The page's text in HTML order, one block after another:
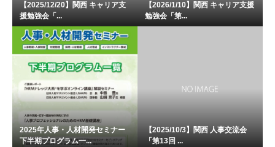
【2025/12/20】関西 キャリア支
援勉強会「...
【2026/1/10】関西 キャリア支援
勉強会「第...
2025年人事・人材開発セミナー
下半期プログラム一...
【2025/10/3】関西 人事交流会
「第13回 ...